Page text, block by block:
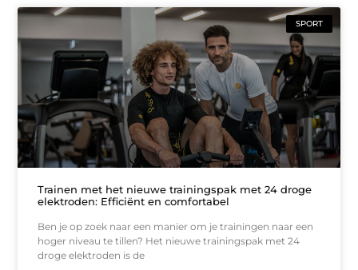
SPORT
Trainen met het nieuwe trainingspak met 24 droge
elektroden: Efficiënt en comfortabel
Ben je op zoek naar een manier om je trainingen naar een
hoger niveau te tillen? Het nieuwe trainingspak met 24
droge elektroden is de